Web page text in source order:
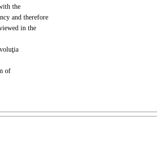
the
and therefore
in the
of